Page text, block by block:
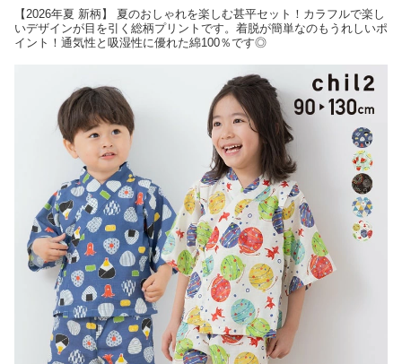
【2026年夏 新柄】 夏のおしゃれを楽しむ甚平セット！カラフルで楽し
いデザインが目を引く総柄プリントです。着脱が簡単なのもうれしいポ
イント！通気性と吸湿性に優れた綿100％です◎